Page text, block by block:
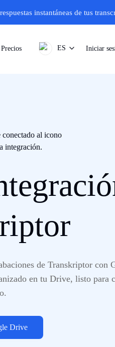
instantáneas de tus
Precios ES Iniciar
de Transkriptor con
en tu Drive, listo para
Drive